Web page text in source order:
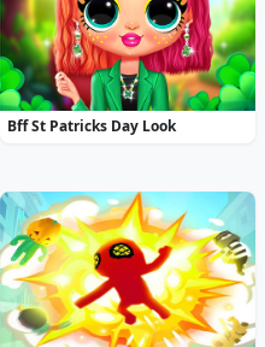
Bff St Patricks Day Look